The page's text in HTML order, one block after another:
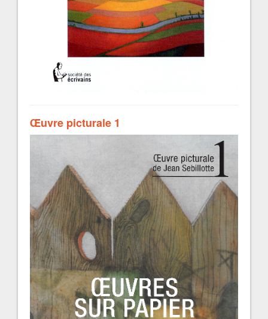
Œuvre picturale 1